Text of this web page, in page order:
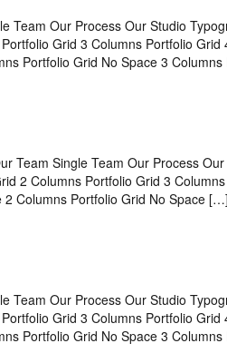
Team Our Process Our Studio
Grid 3 Columns Portfolio
Portfolio Grid No Space 3
Team Single Team Our Process
2 Columns Portfolio Grid 3
Columns Portfolio Grid No Space […]
Team Our Process Our Studio
Grid 3 Columns Portfolio
Portfolio Grid No Space 3